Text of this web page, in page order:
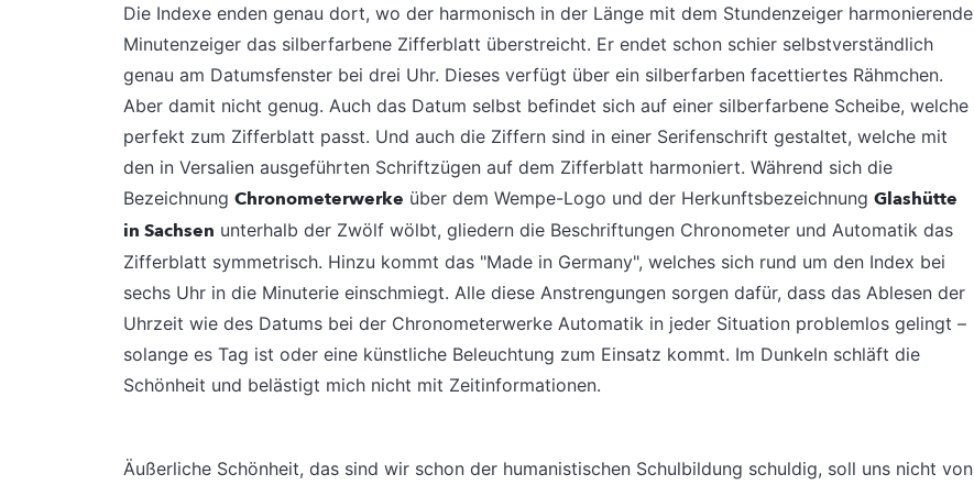
Die Indexe enden genau dort, wo der harmonisch in der Länge mit dem Stundenzeiger harmonierende
Minutenzeiger das silberfarbene Zifferblatt überstreicht. Er endet schon schier selbstverständlich
genau am Datumsfenster bei drei Uhr. Dieses verfügt über ein silberfarben facettiertes Rähmchen.
Aber damit nicht genug. Auch das Datum selbst befindet sich auf einer silberfarbene Scheibe, welche
perfekt zum Zifferblatt passt. Und auch die Ziffern sind in einer Serifenschrift gestaltet, welche mit
den in Versalien ausgeführten Schriftzügen auf dem Zifferblatt harmoniert. Während sich die
Bezeichnung Chronometerwerke über dem Wempe-Logo und der Herkunftsbezeichnung Glashütte
in Sachsen unterhalb der Zwölf wölbt, gliedern die Beschriftungen Chronometer und Automatik das
Zifferblatt symmetrisch. Hinzu kommt das "Made in Germany", welches sich rund um den Index bei
sechs Uhr in die Minuterie einschmiegt. Alle diese Anstrengungen sorgen dafür, dass das Ablesen der
Uhrzeit wie des Datums bei der Chronometerwerke Automatik in jeder Situation problemlos gelingt –
solange es Tag ist oder eine künstliche Beleuchtung zum Einsatz kommt. Im Dunkeln schläft die
Schönheit und belästigt mich nicht mit Zeitinformationen.
Äußerliche Schönheit, das sind wir schon der humanistischen Schulbildung schuldig, soll uns nicht von